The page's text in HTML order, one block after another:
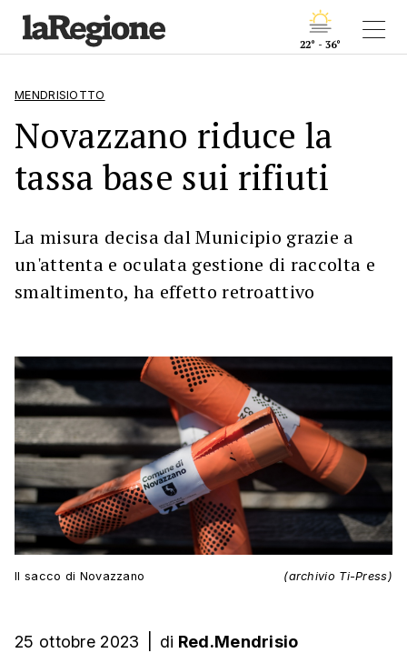
22° - 36°
MENDRISIOTTO
Novazzano riduce la
tassa base sui rifiuti
La misura decisa dal Municipio grazie a
un'attenta e oculata gestione di raccolta e
smaltimento, ha effetto retroattivo
Il sacco di Novazzano (archivio Ti-Press)
25 ottobre 2023 di Red.Mendrisio